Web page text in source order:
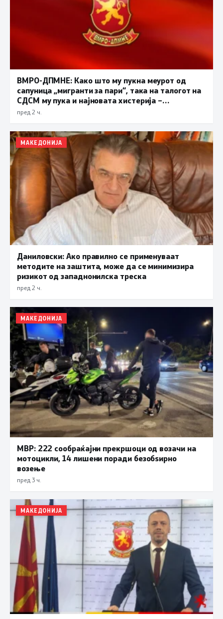
ВМРО-ДПМНЕ: Како што му пукна меурот од
сапуница „мигранти за пари“, така на талогот на
СДСМ му пука и најновата хистерија –
прифаќање на француски предлог
пред 2 ч.
МАКЕДОНИЈА
Даниловски: Ако правилно се применуваат
методите на заштита, може да се минимизира
ризикот од западнонилска треска
пред 2 ч.
МАКЕДОНИЈА
МВР: 222 сообраќајни прекршоци од возачи на
мотоцикли, 14 лишени поради безобѕирно
возење
пред 3 ч.
МАКЕДОНИЈА